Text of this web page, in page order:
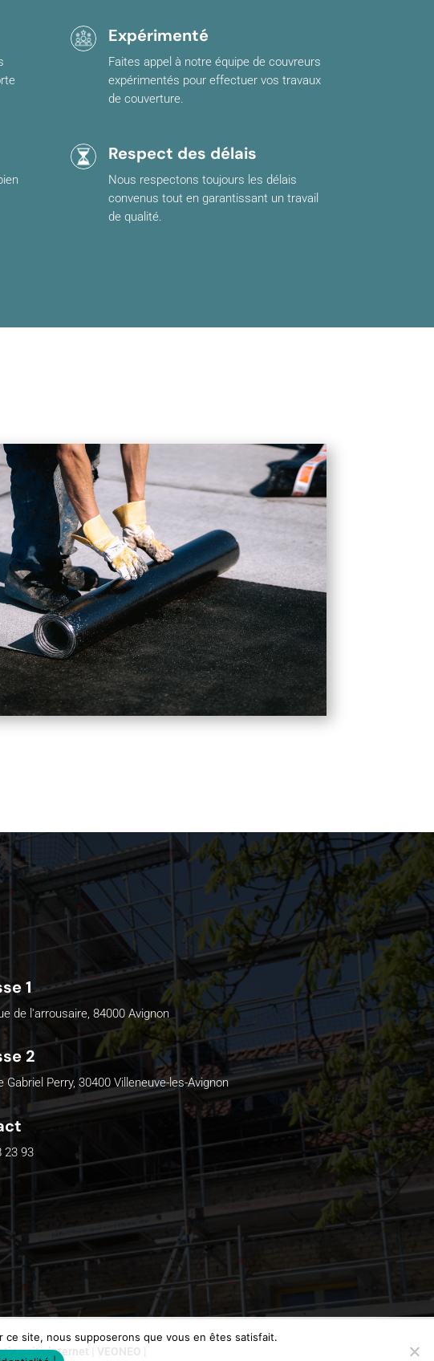
Expérimenté
Faites appel à notre équipe de couvreurs
expérimentés pour effectuer vos travaux
de couverture.
Respect des délais
Nous respectons toujours les délais
convenus tout en garantissant un travail
de qualité.
1
de l'arrousaire, 84000 Avignon
2
Gabriel Perry, 30400 Villeneuve-les-Avignon
23 93
site internet | VEONEO |
site, nous supposerons que vous en êtes satisfait.